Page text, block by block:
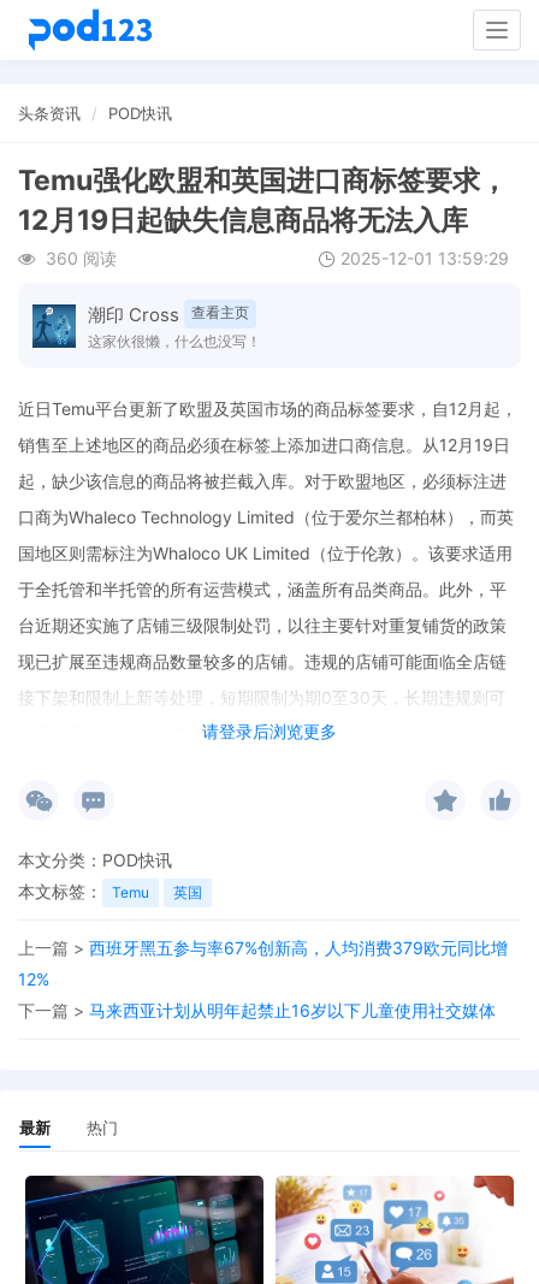
头条资讯 POD快讯
Temu强化欧盟和英国进口商标签要求，
12月19日起缺失信息商品将无法入库
360 阅读 2025-12-01 13:59:29
潮印 Cross
查看主页
这家伙很懒，什么也没写！
请登录后浏览更多
近日Temu平台更新了欧盟及英国市场的商品标签要求，自12月起，
销售至上述地区的商品必须在标签上添加进口商信息。从12月19日
起，缺少该信息的商品将被拦截入库。对于欧盟地区，必须标注进
口商为Whaleco Technology Limited（位于爱尔兰都柏林），而英
国地区则需标注为Whaloco UK Limited（位于伦敦）。该要求适用
于全托管和半托管的所有运营模式，涵盖所有品类商品。此外，平
台近期还实施了店铺三级限制处罚，以往主要针对重复铺货的政策
现已扩展至违规商品数量较多的店铺。违规的店铺可能面临全店链
接下架和限制上新等处理，短期限制为期0至30天，长期违规则可
能导致店铺被永久封禁。
本文分类： POD快讯
本文标签：
Temu 英国
上一篇 > 西班牙黑五参与率67%创新高，人均消费379欧元同比增
12%
下一篇 > 马来西亚计划从明年起禁止16岁以下儿童使用社交媒体
最新 热门